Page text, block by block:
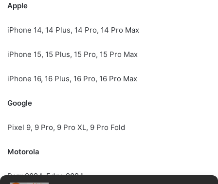
Apple
iPhone 14, 14 Plus, 14 Pro, 14 Pro Max
iPhone 15, 15 Plus, 15 Pro, 15 Pro Max
iPhone 16, 16 Plus, 16 Pro, 16 Pro Max
Google
Pixel 9, 9 Pro, 9 Pro XL, 9 Pro Fold
Motorola
Razr 2024, Edge 2024